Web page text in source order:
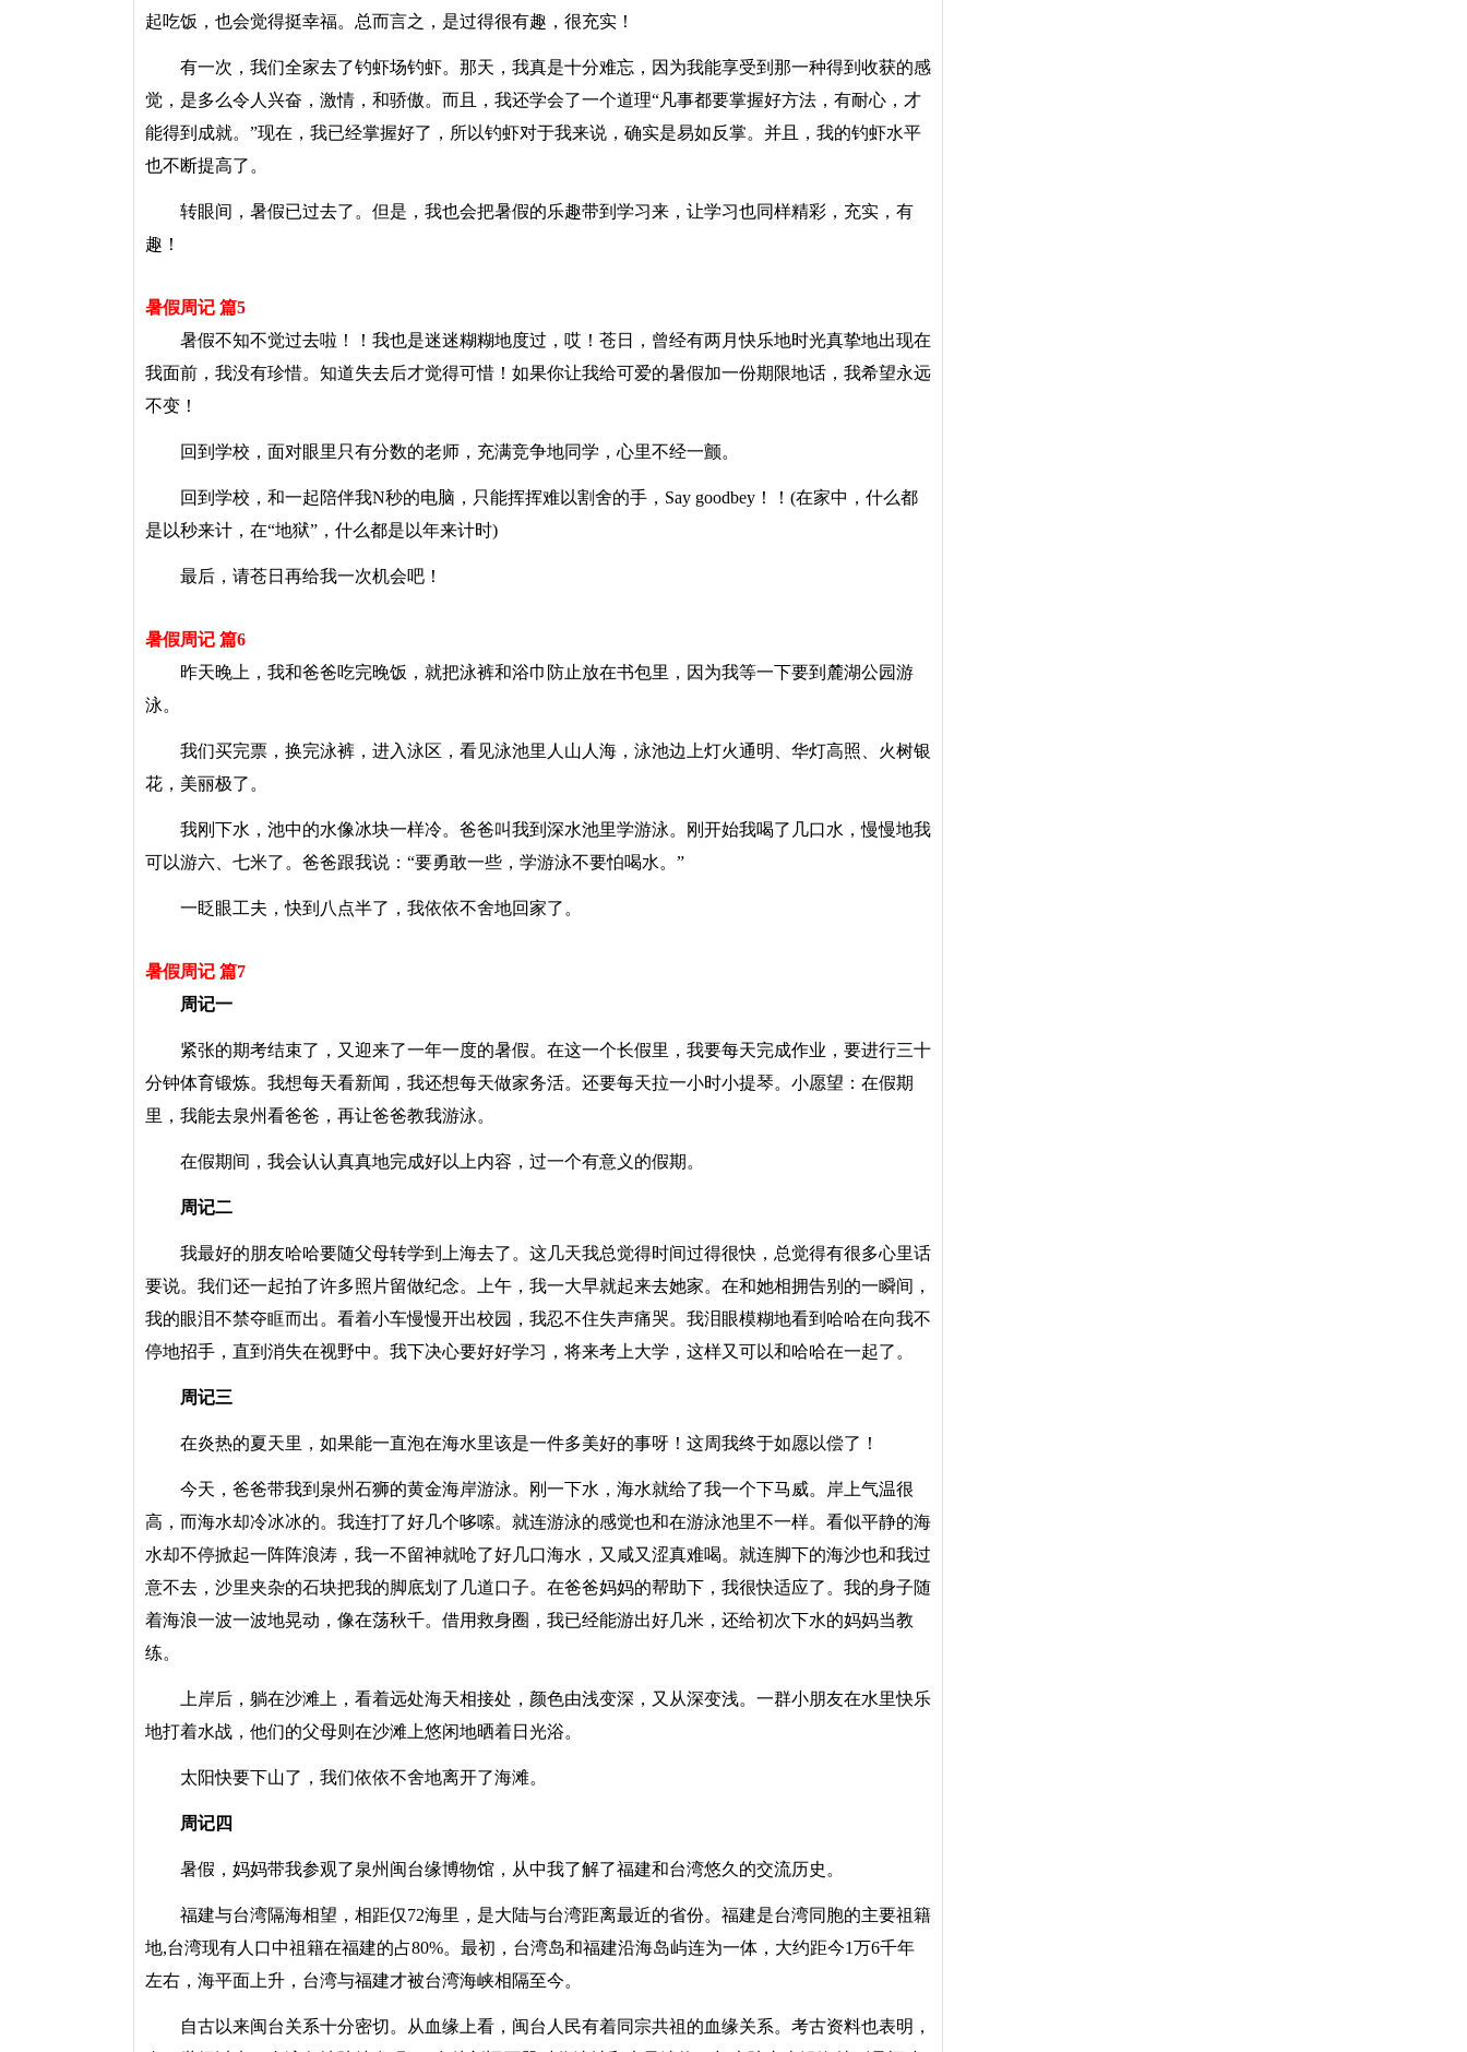
起吃饭，也会觉得挺幸福。总而言之，是过得很有趣，很充实！
有一次，我们全家去了钓虾场钓虾。那天，我真是十分难忘，因为我能享受到那一种得到收获的感
觉，是多么令人兴奋，激情，和骄傲。而且，我还学会了一个道理“凡事都要掌握好方法，有耐心，才
能得到成就。”现在，我已经掌握好了，所以钓虾对于我来说，确实是易如反掌。并且，我的钓虾水平
也不断提高了。
转眼间，暑假已过去了。但是，我也会把暑假的乐趣带到学习来，让学习也同样精彩，充实，有
趣！
暑假周记 篇5
暑假不知不觉过去啦！！我也是迷迷糊糊地度过，哎！苍日，曾经有两月快乐地时光真挚地出现在
我面前，我没有珍惜。知道失去后才觉得可惜！如果你让我给可爱的暑假加一份期限地话，我希望永远
不变！
回到学校，面对眼里只有分数的老师，充满竞争地同学，心里不经一颤。
回到学校，和一起陪伴我N秒的电脑，只能挥挥难以割舍的手，Say goodbey！！(在家中，什么都
是以秒来计，在“地狱”，什么都是以年来计时)
最后，请苍日再给我一次机会吧！
暑假周记 篇6
昨天晚上，我和爸爸吃完晚饭，就把泳裤和浴巾防止放在书包里，因为我等一下要到麓湖公园游
泳。
我们买完票，换完泳裤，进入泳区，看见泳池里人山人海，泳池边上灯火通明、华灯高照、火树银
花，美丽极了。
我刚下水，池中的水像冰块一样冷。爸爸叫我到深水池里学游泳。刚开始我喝了几口水，慢慢地我
可以游六、七米了。爸爸跟我说：“要勇敢一些，学游泳不要怕喝水。”
一眨眼工夫，快到八点半了，我依依不舍地回家了。
暑假周记 篇7
周记一
紧张的期考结束了，又迎来了一年一度的暑假。在这一个长假里，我要每天完成作业，要进行三十
分钟体育锻炼。我想每天看新闻，我还想每天做家务活。还要每天拉一小时小提琴。小愿望：在假期
里，我能去泉州看爸爸，再让爸爸教我游泳。
在假期间，我会认认真真地完成好以上内容，过一个有意义的假期。
周记二
我最好的朋友哈哈要随父母转学到上海去了。这几天我总觉得时间过得很快，总觉得有很多心里话
要说。我们还一起拍了许多照片留做纪念。上午，我一大早就起来去她家。在和她相拥告别的一瞬间，
我的眼泪不禁夺眶而出。看着小车慢慢开出校园，我忍不住失声痛哭。我泪眼模糊地看到哈哈在向我不
停地招手，直到消失在视野中。我下决心要好好学习，将来考上大学，这样又可以和哈哈在一起了。
周记三
在炎热的夏天里，如果能一直泡在海水里该是一件多美好的事呀！这周我终于如愿以偿了！
今天，爸爸带我到泉州石狮的黄金海岸游泳。刚一下水，海水就给了我一个下马威。岸上气温很
高，而海水却冷冰冰的。我连打了好几个哆嗦。就连游泳的感觉也和在游泳池里不一样。看似平静的海
水却不停掀起一阵阵浪涛，我一不留神就呛了好几口海水，又咸又涩真难喝。就连脚下的海沙也和我过
意不去，沙里夹杂的石块把我的脚底划了几道口子。在爸爸妈妈的帮助下，我很快适应了。我的身子随
着海浪一波一波地晃动，像在荡秋千。借用救身圈，我已经能游出好几米，还给初次下水的妈妈当教
练。
上岸后，躺在沙滩上，看着远处海天相接处，颜色由浅变深，又从深变浅。一群小朋友在水里快乐
地打着水战，他们的父母则在沙滩上悠闲地晒着日光浴。
太阳快要下山了，我们依依不舍地离开了海滩。
周记四
暑假，妈妈带我参观了泉州闽台缘博物馆，从中我了解了福建和台湾悠久的交流历史。
福建与台湾隔海相望，相距仅72海里，是大陆与台湾距离最近的省份。福建是台湾同胞的主要祖籍
地,台湾现有人口中祖籍在福建的占80%。最初，台湾岛和福建沿海岛屿连为一体，大约距今1万6千年
左右，海平面上升，台湾与福建才被台湾海峡相隔至今。
自古以来闽台关系十分密切。从血缘上看，闽台人民有着同宗共祖的血缘关系。考古资料也表明，